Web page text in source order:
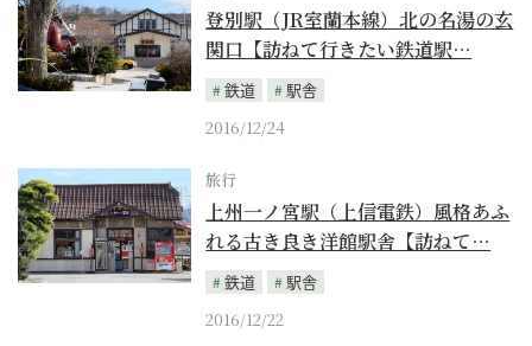
登別駅（JR室蘭本線）北の名湯の玄
関口【訪ねて行きたい鉄道駅…
鉄道
駅舎
2016/12/24
旅行
上州一ノ宮駅（上信電鉄）風格あふ
れる古き良き洋館駅舎【訪ねて…
鉄道
駅舎
2016/12/22